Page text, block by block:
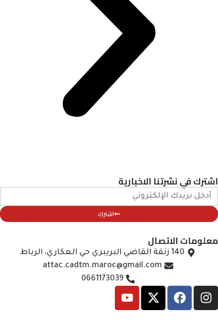
اشترك في نشرتنا الاخبارية
اشترك
معلومات الاتصال
140 زنقة القاضي البريبري حي العكاري، الرباط
attac.cadtm.maroc@gmail.com
0661173039